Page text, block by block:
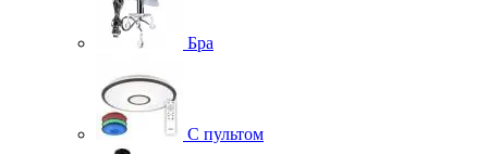
Бра
С пультом